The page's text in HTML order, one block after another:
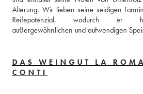
Alterung. Wir lieben seine seidigen
Reifepotenzial, wodurch er
außergewöhnlichen und aufwendigen
DAS WEINGUT LA
CONTI